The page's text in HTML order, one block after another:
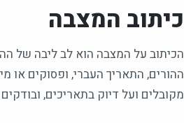
כיתוב המצבה
הכיתוב על המצבה הוא לב ליבה של
ההורים, התאריך העברי, ופסוקים
מקובלים ועל דיוק בתאריכים,